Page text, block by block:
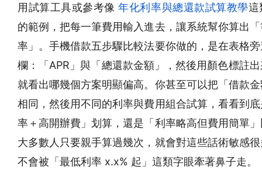
用試算工具或參考像 年化利率與總還款試算教學這
的範例，把每一筆費用輸入進去，讓系統幫你算出
率」。手機借款五步驟比較法要你做的，是在表格
欄：「APR」與「總還款金額」，然後用顏色標註
就看出哪幾個方案明顯偏高。你甚至可以把「借款
相同，然後用不同的利率與費用組合試算，看看到
率＋高開辦費」划算，還是「利率略高但費用簡單
大多數人只要親手算過幾次，就會對這些話術敏感
不會被「最低利率 x.x% 起」這類字眼牽著鼻子走。